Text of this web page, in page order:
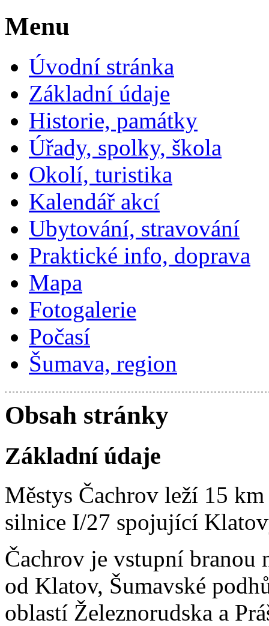
Menu
Úvodní stránka
Základní údaje
Historie, památky
Úřady, spolky, škola
Okolí, turistika
Kalendář akcí
Ubytování, stravování
Praktické info, doprava
Mapa
Fotogalerie
Počasí
Šumava, region
Obsah stránky
Základní údaje
Městys Čachrov leží 15
silnice I/27 spojující
Čachrov je vstupní branou
od Klatov, Šumavské
oblastí Železnorudska a